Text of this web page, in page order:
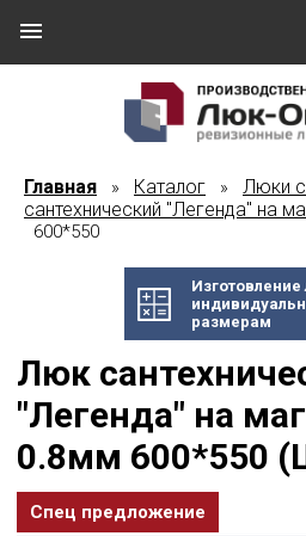
Главная » Каталог » Люки
сантехнический "Легенда" на
600*550
размерам
Люк
"Легенда" на
0.8мм 600*550
Спец предложение